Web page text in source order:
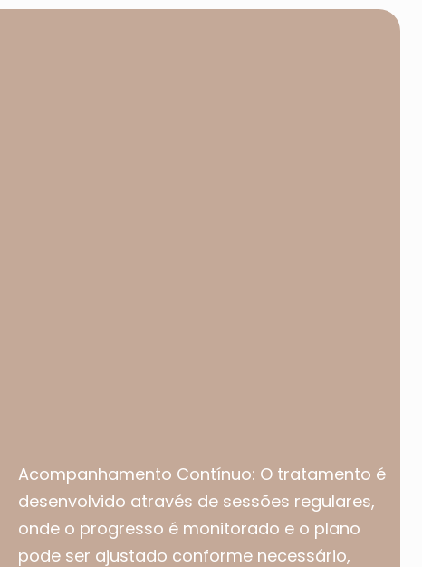
Acompanhamento Contínuo: O tratamento é
desenvolvido através de sessões regulares,
onde o progresso é monitorado e o plano
pode ser ajustado conforme necessário,